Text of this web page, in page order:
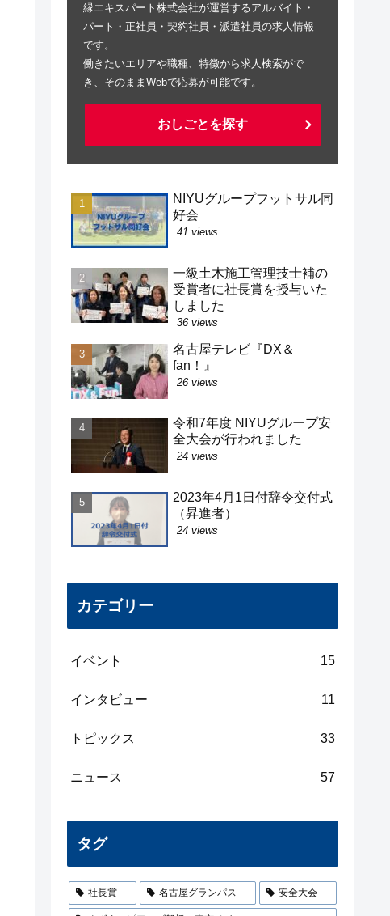
縁エキスパート株式会社が運営するアルバイト・
パート・正社員・契約社員・派遣社員の求人情報
です。
働きたいエリアや職種、特徴から求人検索がで
き、そのままWebで応募が可能です。
おしごとを探す
NIYUグループフットサル同
好会
41 views
一級土木施工管理技士補の
受賞者に社長賞を授与いた
しました
36 views
名古屋テレビ『DX＆
fan！』
26 views
令和7年度 NIYUグループ安
全大会が行われました
24 views
2023年4月1日付辞令交付式
（昇進者）
24 views
カテゴリー
イベント 15
インタビュー 11
トピックス 33
ニュース 57
タグ
社長賞 名古屋グランパス 安全大会